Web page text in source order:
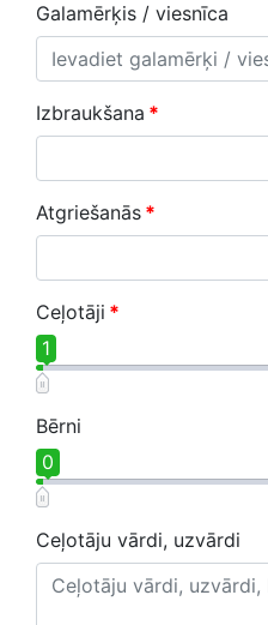
Galamērķis / viesnīca
Izbraukšana *
Atgriešanās *
Ceļotāji *
1
Bērni
0
Ceļotāju vārdi, uzvārdi